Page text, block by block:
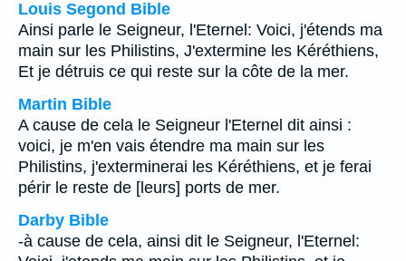
Louis Segond Bible
Ainsi parle le Seigneur, l'Eternel: Voici, j'étends ma
main sur les Philistins, J'extermine les Kéréthiens,
Et je détruis ce qui reste sur la côte de la mer.
Martin Bible
A cause de cela le Seigneur l'Eternel dit ainsi :
voici, je m'en vais étendre ma main sur les
Philistins, j'exterminerai les Kéréthiens, et je ferai
périr le reste de [leurs] ports de mer.
Darby Bible
-à cause de cela, ainsi dit le Seigneur, l'Eternel: